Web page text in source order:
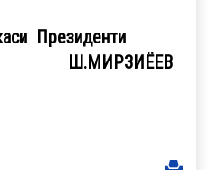
Президенти